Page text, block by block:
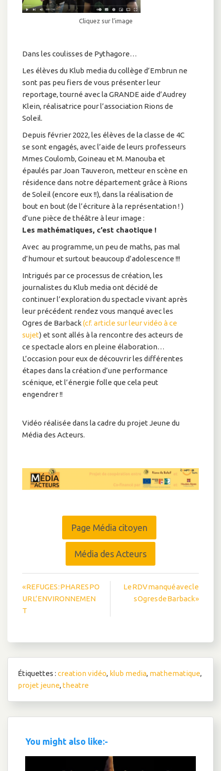
Cliquez sur l’image
Dans les coulisses de Pythagore…
Les élèves du Klub media du collège d’Embrun ne
sont pas peu fiers de vous présenter leur
reportage, tourné avec la GRANDE aide d’Audrey
Klein, réalisatrice pour l’association Rions de
Soleil.
Depuis février 2022, les élèves de la classe de 4C
se sont engagés, avec l’aide de leurs professeurs
Mmes Coulomb, Goineau et M. Manouba et
épaulés par Joan Tauveron, metteur en scène en
résidence dans notre département grâce à Rions
de Soleil (encore eux !!), dans la réalisation de
bout en bout (de l’écriture à la représentation ! )
d’une pièce de théâtre à leur image :
Les mathématiques, c’est chaotique !
Avec au programme, un peu de maths, pas mal
d’humour et surtout beaucoup d’adolescence !!!
Intrigués par ce processus de création, les
journalistes du Klub media ont décidé de
continuer l’exploration du spectacle vivant après
leur précédent rendez vous manqué avec les
Ogres de Barback(cf. article sur leur vidéo à ce
sujet) et sont allés à la rencontre des acteurs de
ce spectacle alors en pleine élaboration…
L’occasion pour eux de découvrir les différentes
étapes dans la création d’une performance
scénique, et l’énergie folle que cela peut
engendrer !!
Vidéo réalisée dans la cadre du projet Jeune du
Média des Acteurs.
Page Média citoyen
Média des Acteurs
Navigation
de
« REFUGES : PHARES PO
UR L’ENVIRONNEMEN
T
Le RDV manqué avec le
s Ogres de Barback »
Étiquettes : creation vidéo, klub media, mathematique,
projet jeune,theatre
You might also like:-